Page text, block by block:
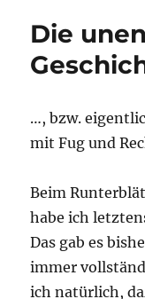
Die
…, bzw.
mit Fug und
Beim
habe ich
Das gab es
immer
ich natürlich,